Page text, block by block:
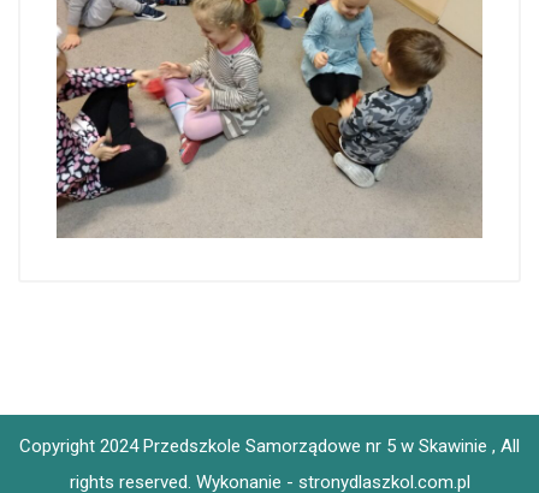
Copyright 2024 Przedszkole Samorządowe nr 5 w Skawinie , All
rights reserved. Wykonanie - stronydlaszkol.com.pl